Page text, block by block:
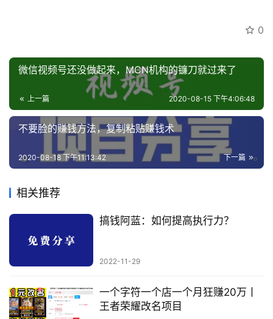
0
微信视频号还没做起来，MCN机构的镰刀就过来了
上一篇 2020-08-15 下午4:06:48
不要脸的赚钱方法，复制粘贴赚钱术
下一篇
2020-08-18 下午11:13:42
相关推荐
搞钱阿蓝：如何提高执行力？
2022-11-29
一个字符一个店一个月狂赚20万丨
王者荣耀改名项目